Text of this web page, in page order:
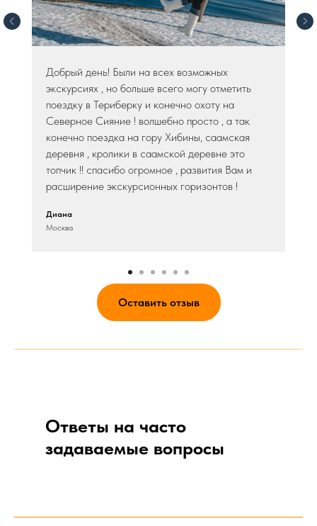
Добрый день! Были на всех возможных
экскурсиях , но больше всего могу отметить
поездку в Териберку и конечно охоту на
Северное Сияние ! волшебно просто , а так
конечно поездка на гору Хибины, саамская
деревня , кролики в саамской деревне это
топчик !! спасибо огромное , развития Вам и
расширение экскурсионных горизонтов !
Диана
Москва
Оставить отзыв
Ответы на часто
задаваемые вопросы